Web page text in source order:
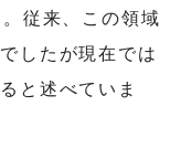
従来、この領域
したが現在では
と述べていま